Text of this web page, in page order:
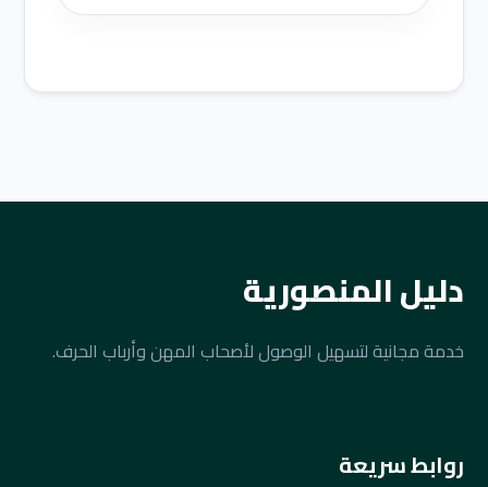
دليل المنصورية
خدمة مجانية لتسهيل الوصول لأصحاب المهن وأرباب الحرف.
روابط سريعة